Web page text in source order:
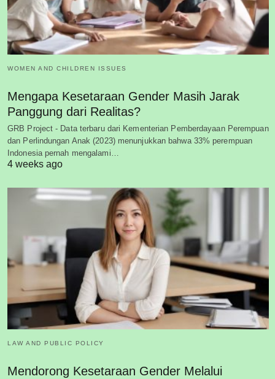
WOMEN AND CHILDREN ISSUES
Mengapa Kesetaraan Gender Masih Jarak
Panggung dari Realitas?
GRB Project - Data terbaru dari Kementerian Pemberdayaan Perempuan
dan Perlindungan Anak (2023) menunjukkan bahwa 33% perempuan
Indonesia pernah mengalami…
4 weeks ago
LAW AND PUBLIC POLICY
Mendorong Kesetaraan Gender Melalui